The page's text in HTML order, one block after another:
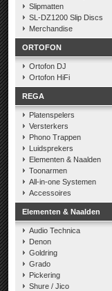
Slipmatten
SL-DZ1200 Slip Discs
Merchandise
ORTOFON
Ortofon DJ
Ortofon HiFi
REGA
Platenspelers
Versterkers
Phono Trappen
Luidsprekers
Elementen & Naalden
Toonarmen
All-in-one Systemen
Accessoires
Elementen & Naalden
Audio Technica
Denon
Goldring
Grado
Pickering
Shure / Jico